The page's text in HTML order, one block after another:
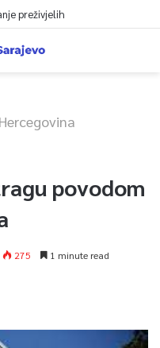
preživjelih
povodom
275 1 minute read